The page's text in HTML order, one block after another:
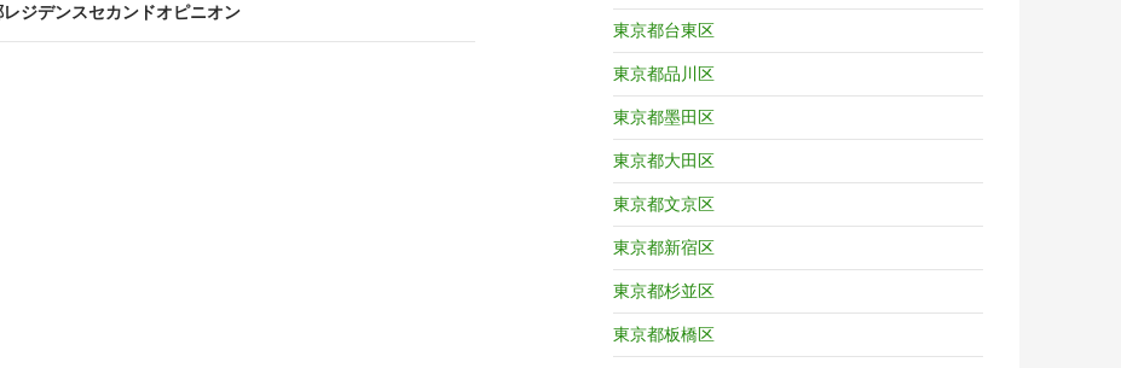
ジデンスセカンドオピニオン
東京都台東区
東京都品川区
東京都墨田区
東京都大田区
東京都文京区
東京都新宿区
東京都杉並区
東京都板橋区